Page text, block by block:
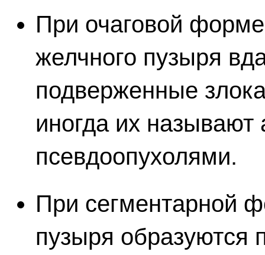
При очаговой
желчного пузыря
подверженные
иногда их
псевдоопухолями.
При сегментарной
пузыря образуются